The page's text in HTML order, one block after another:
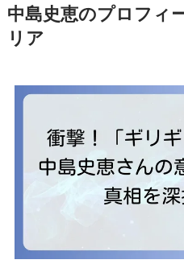
中島史恵のプロフィ
リア